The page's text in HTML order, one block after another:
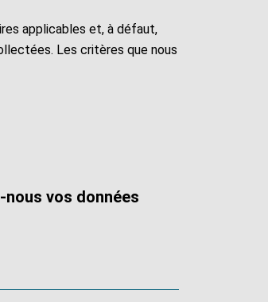
applicables et, à défaut,
Les critères que nous
vos données